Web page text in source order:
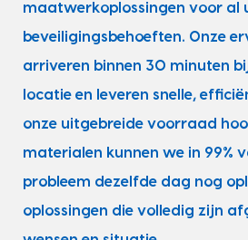
maatwerkoplossingen voor al
beveiligingsbehoeften. Onze
arriveren binnen 30 minuten
locatie en leveren snelle,
onze uitgebreide voorraad
materialen kunnen we in 99%
probleem dezelfde dag nog
oplossingen die volledig zijn